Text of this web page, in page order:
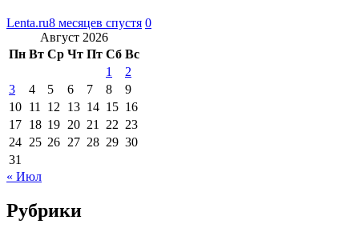
Lenta.ru8 месяцев спустя 0
Август 2026
Пн Вт Ср Чт Пт Сб Вс
1
2
3
4 5 6 7 8
9
10 11 12 13 14 15 16
17 18 19 20 21 22 23
24 25 26 27 28 29 30
31
« Июл
Рубрики